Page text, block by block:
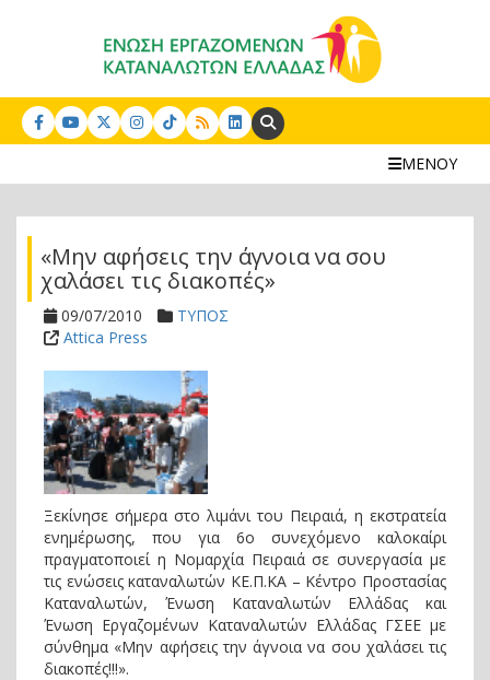
Search:
ΜΕΝΟΥ
«Μην αφήσεις την άγνοια να σου
χαλάσει τις διακοπές»
09/07/2010
ΤΥΠΟΣ
Attica Press
Ξεκίνησε σήμερα στο λιμάνι του Πειραιά, η εκστρατεία
ενημέρωσης, που για 6ο συνεχόμενο καλοκαίρι
πραγματοποιεί η Νομαρχία Πειραιά σε συνεργασία με
τις ενώσεις καταναλωτών ΚΕ.Π.ΚΑ – Κέντρο Προστασίας
Καταναλωτών, Ένωση Καταναλωτών Ελλάδας και
Ένωση Εργαζομένων Καταναλωτών Ελλάδας ΓΣΕΕ με
σύνθημα «Μην αφήσεις την άγνοια να σου χαλάσει τις
διακοπές!!!».